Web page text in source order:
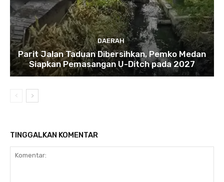
DAERAH
Parit Jalan Taduan Dibersihkan, Pemko Medan
Siapkan Pemasangan U-Ditch pada 2027
TINGGALKAN KOMENTAR